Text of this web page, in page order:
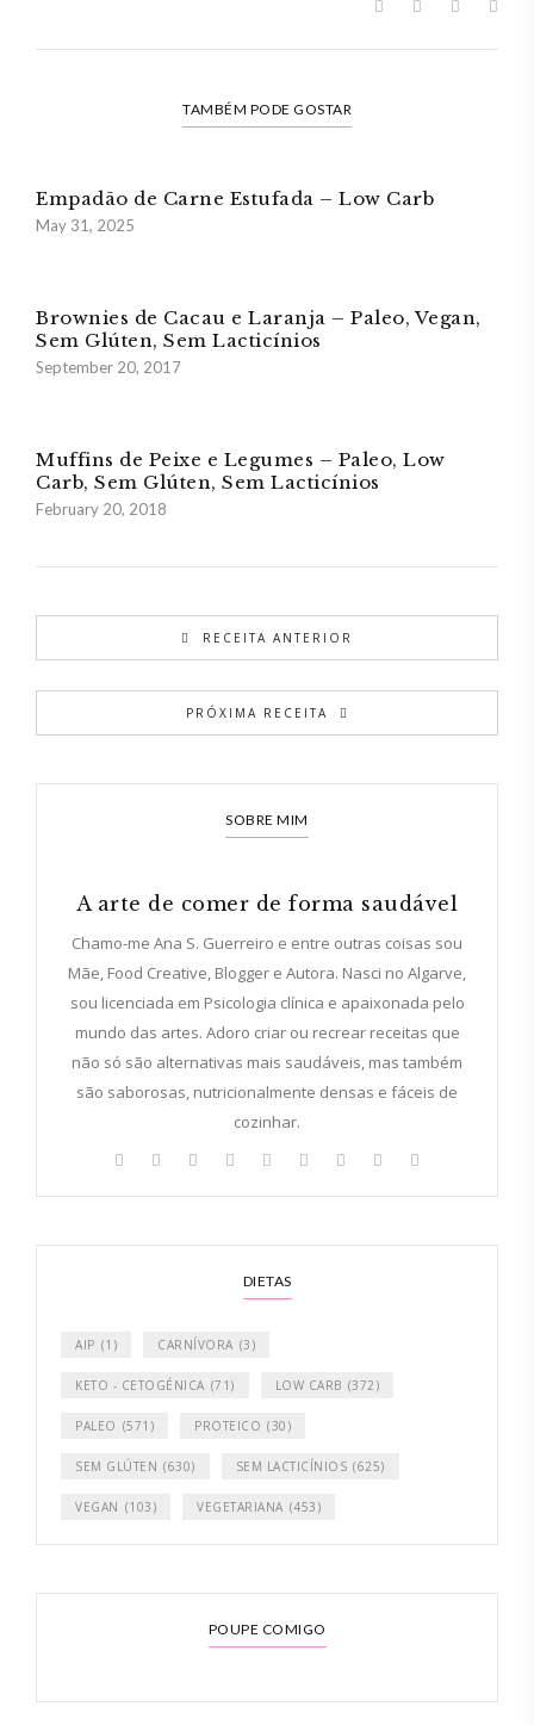
TAMBÉM PODE GOSTAR
Empadão de Carne Estufada – Low Carb
May 31, 2025
Brownies de Cacau e Laranja – Paleo, Vegan,
Sem Glúten, Sem Lacticínios
September 20, 2017
Muffins de Peixe e Legumes – Paleo, Low
Carb, Sem Glúten, Sem Lacticínios
February 20, 2018
RECEITA ANTERIOR
PRÓXIMA RECEITA
SOBRE MIM
A arte de comer de forma saudável
Chamo-me Ana S. Guerreiro e entre outras coisas sou
Mãe, Food Creative, Blogger e Autora. Nasci no Algarve,
sou licenciada em Psicologia clínica e apaixonada pelo
mundo das artes. Adoro criar ou recrear receitas que
não só são alternativas mais saudáveis, mas também
são saborosas, nutricionalmente densas e fáceis de
cozinhar.
DIETAS
AIP (1) CARNÍVORA (3)
KETO - CETOGÉNICA (71) LOW CARB (372)
PALEO (571) PROTEICO (30)
SEM GLÚTEN (630) SEM LACTICÍNIOS (625)
VEGAN (103) VEGETARIANA (453)
POUPE COMIGO